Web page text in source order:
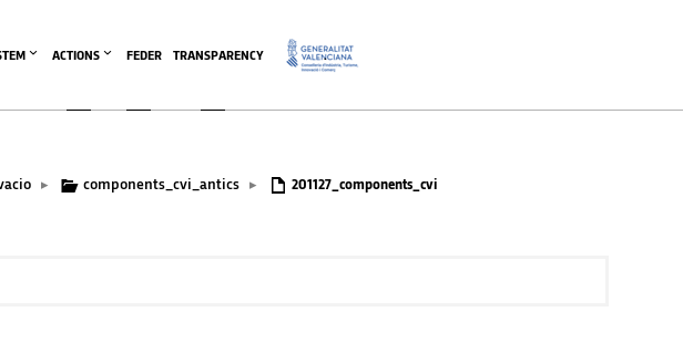
ACTIONS FEDER TRANSPARENCY .
▸ components_cvi_antics ▸ 201127_components_cvi